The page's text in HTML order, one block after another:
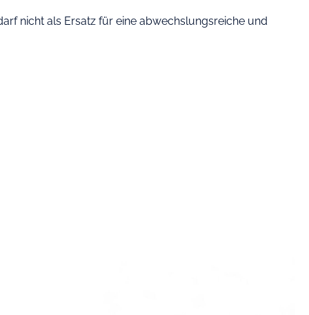
nicht als Ersatz für eine abwechslungsreiche und